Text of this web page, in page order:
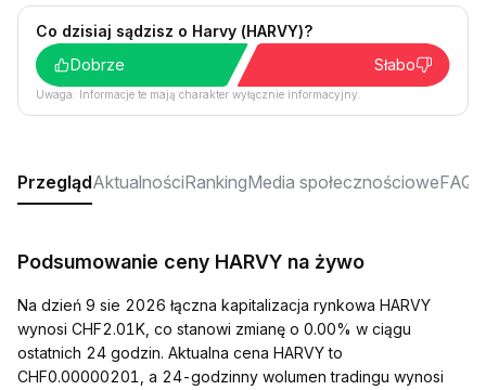
Co dzisiaj sądzisz o Harvy (HARVY)?
Dobrze
Słabo
Uwaga: Informacje te mają charakter wyłącznie informacyjny.
PrzeglądAktualnościRankingMedia społecznościoweFAQ
Podsumowanie ceny HARVY na żywo
Na dzień 9 sie 2026 łączna kapitalizacja rynkowa HARVY
wynosi CHF2.01K, co stanowi zmianę o 0.00% w ciągu
ostatnich 24 godzin. Aktualna cena HARVY to
CHF0.00000201, a 24-godzinny wolumen tradingu wynosi